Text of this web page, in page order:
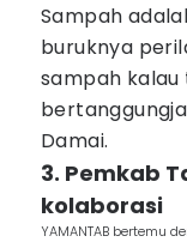
Sampah
buruknya
sampah
Damai.
3. Pemkab
kolaborasi
YAMANTAB bertemu